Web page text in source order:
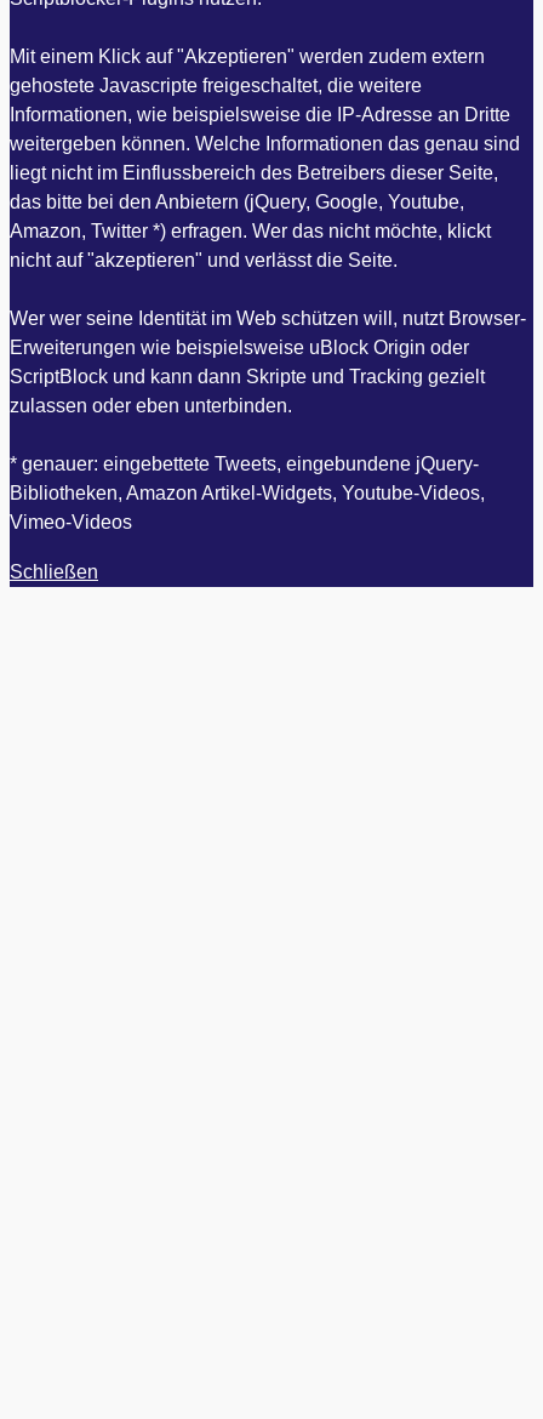
Mit einem Klick auf "Akzeptieren" werden zudem extern
gehostete Javascripte freigeschaltet, die weitere
Informationen, wie beispielsweise die IP-Adresse an Dritte
weitergeben können. Welche Informationen das genau sind
liegt nicht im Einflussbereich des Betreibers dieser Seite,
das bitte bei den Anbietern (jQuery, Google, Youtube,
Amazon, Twitter *) erfragen. Wer das nicht möchte, klickt
nicht auf "akzeptieren" und verlässt die Seite.
Wer wer seine Identität im Web schützen will, nutzt Browser-
Erweiterungen wie beispielsweise uBlock Origin oder
ScriptBlock und kann dann Skripte und Tracking gezielt
zulassen oder eben unterbinden.
* genauer: eingebettete Tweets, eingebundene jQuery-
Bibliotheken, Amazon Artikel-Widgets, Youtube-Videos,
Vimeo-Videos
Schließen